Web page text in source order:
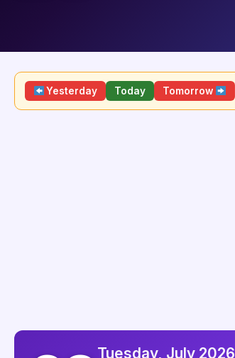
Yesterday Today Tomorrow
Tuesday, July 2026